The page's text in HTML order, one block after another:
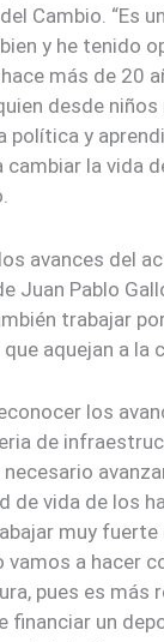
Cambio. “Es
y he tenido
más de 20
desde
política y
cambiar la vida
avances del
Juan Pablo
trabajar
aquejan a la
los
de
de vida de los
muy fuerte
vamos a hacer
pues es más
financiar un